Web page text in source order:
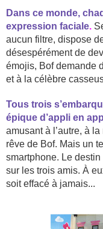
Dans ce monde,
expression faciale.
aucun filtre, dispose
désespérément de
émojis, Bof demande
et à la célèbre
Tous trois
épique d’appli en
amusant à l’autre, à
rêve de Bof. Mais un
smartphone. Le
sur les trois amis. À
soit effacé à jamais...